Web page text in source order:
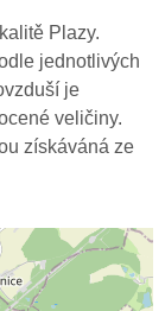
Plazy.
jednotlivých
je
veličiny.
získáváná ze